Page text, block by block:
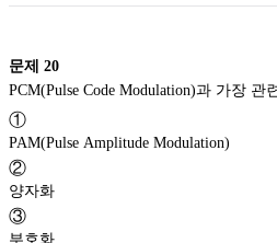
문제 20
①
PAM(Pulse Amplitude Modulation)
②
양자화
③
부호화